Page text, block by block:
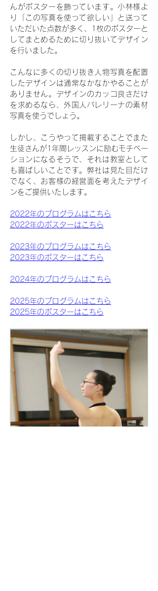
んがポスターを飾っています。小林様よ
り「この写真を使って欲しい」と送って
いただいた点数が多く、1枚のポスターと
してまとめるために切り抜いてデザイン
を行いました。
こんなに多くの切り抜き人物写真を配置
したデザインは通常なかなかやることが
ありません。デザインのカッコ良さだけ
を求めるなら、外国人バレリーナの素材
写真を使うでしょう。
しかし、こうやって掲載することでまた
生徒さんが1年間レッスンに励むモチベー
ションになるそうで、それは教室として
も喜ばしいことです。弊社は見た目だけ
でなく、お客様の経営面を考えたデザイ
ンをご提供いたします。
2022年のプログラムはこちら
2022年のポスターはこちら
2023年のプログラムはこちら
2023年のポスターはこちら
2024年のプログラムはこちら
2025年のプログラムはこちら
2025年のポスターはこちら